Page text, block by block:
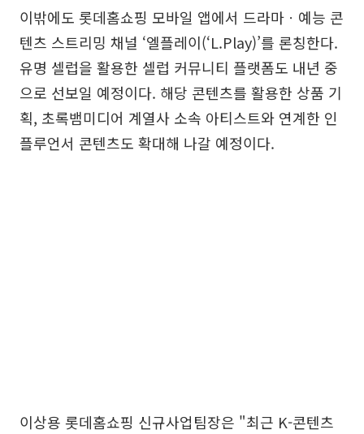
이밖에도 롯데홈쇼핑 모바일 앱에서 드라마ㆍ예능 콘
텐츠 스트리밍 채널 ‘엘플레이(‘L.Play)’를 론칭한다.
유명 셀럽을 활용한 셀럽 커뮤니티 플랫폼도 내년 중
으로 선보일 예정이다. 해당 콘텐츠를 활용한 상품 기
획, 초록뱀미디어 계열사 소속 아티스트와 연계한 인
플루언서 콘텐츠도 확대해 나갈 예정이다.
이상용 롯데홈쇼핑 신규사업팀장은 "최근 K-콘텐츠